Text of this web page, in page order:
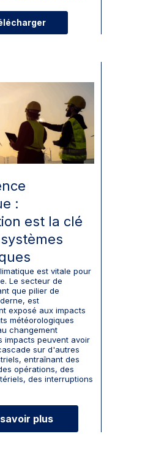
:
est la clé
est vitale pour
Le secteur de
que pilier de
est
exposé aux impacts
météorologiques
changement
impacts peuvent avoir
sur d'autres
entraînant des
opérations, des
des interruptions
plus